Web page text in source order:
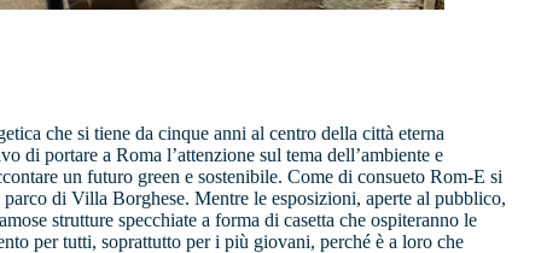
che si tiene da cinque anni al centro della città eterna
di portare a Roma l’attenzione sul tema dell’ambiente e
un futuro green e sostenibile. Come di consueto Rom-E si
di Villa Borghese. Mentre le esposizioni, aperte al pubblico,
strutture specchiate a forma di casetta che ospiteranno le
per tutti, soprattutto per i più giovani, perché è a loro che